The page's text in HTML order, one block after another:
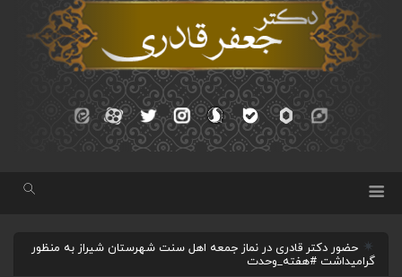
حضور دکتر قادری در نماز جمعه اهل سنت شهرستان شیراز به منظور
گرامیداشت #هفته_وحدت